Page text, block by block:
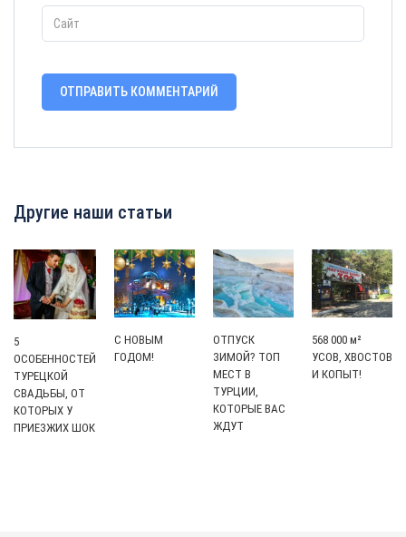
Другие наши статьи
5
ОСОБЕННОСТЕЙ
ТУРЕЦКОЙ
СВАДЬБЫ, ОТ
КОТОРЫХ У
ПРИЕЗЖИХ ШОК
С НОВЫМ
ГОДОМ!
ОТПУСК
ЗИМОЙ? ТОП
МЕСТ В
ТУРЦИИ,
КОТОРЫЕ ВАС
ЖДУТ
568 000 м²
УСОВ, ХВОСТОВ
И КОПЫТ!